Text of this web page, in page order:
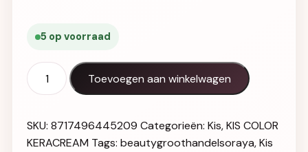
5 op voorraad
KIS Color KeraCream 8FG aantal
Toevoegen aan winkelwagen
SKU: 8717496445209 Categorieën: Kis,KIS COLOR
KERACREAM Tags: beautygroothandelsoraya,Kis